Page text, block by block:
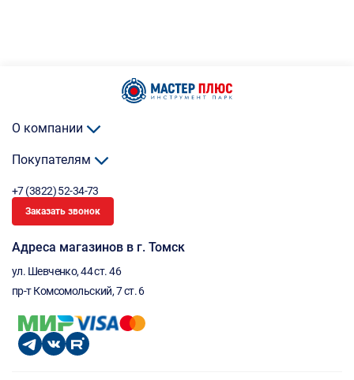
О компании
Покупателям
+7 (3822) 52-34-73
Заказать звонок
Адреса магазинов в г. Томск
ул. Шевченко, 44 ст. 46
пр-т Комсомольский, 7 ст. 6